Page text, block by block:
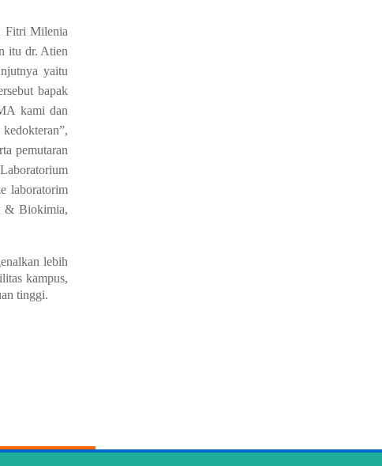
Fitri Milenia
itu dr. Atien
yaitu
bapak
kami dan
pemutaran
laboratorim
& Biokimia,
lebih
kampus,
tinggi.